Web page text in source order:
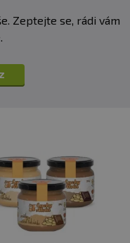
Zeptejte se, rádi vám